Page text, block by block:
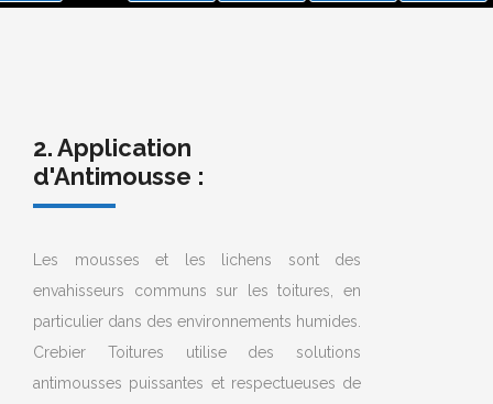
2. Application
d'Antimousse :
Les mousses et les lichens sont des
envahisseurs communs sur les toitures, en
particulier dans des environnements humides.
Crebier Toitures utilise des solutions
antimousses puissantes et respectueuses de